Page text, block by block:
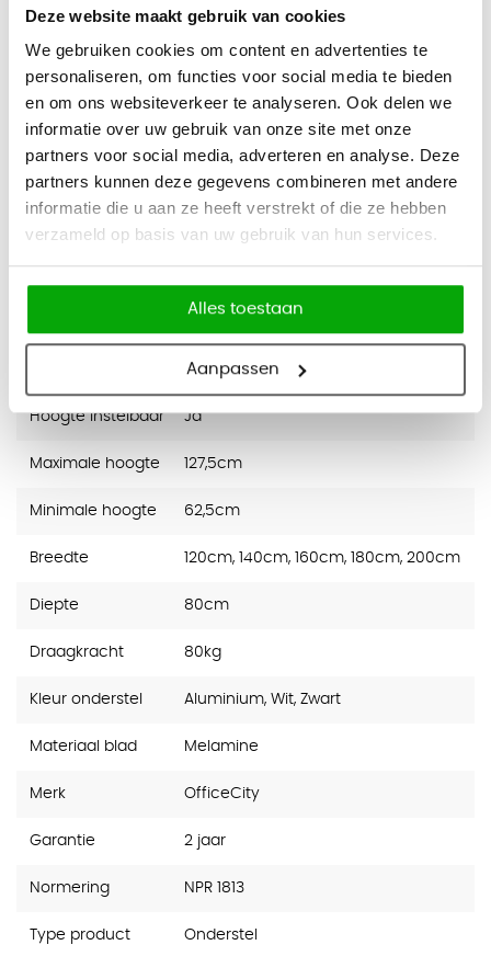
Deze website maakt gebruik van cookies
We gebruiken cookies om content en advertenties te
personaliseren, om functies voor social media te bieden
en om ons websiteverkeer te analyseren. Ook delen we
informatie over uw gebruik van onze site met onze
partners voor social media, adverteren en analyse. Deze
partners kunnen deze gegevens combineren met andere
informatie die u aan ze heeft verstrekt of die ze hebben
verzameld op basis van uw gebruik van hun services.
Alles toestaan
Aanpassen
Anti collission functie, frame stopt automatisch indien
Certificering
ARBO-goedgekeurd
Volledig TUV gecertificeerd (veiligheid en kwaliteit)
Garantie
Specifications
Hoogte instelbaar Ja
Maximale hoogte 127,5cm
Minimale hoogte 62,5cm
Breedte 120cm, 140cm, 160cm, 180cm, 200cm
Diepte 80cm
Draagkracht 80kg
Kleur onderstel Aluminium, Wit, Zwart
Materiaal blad Melamine
Merk OfficeCity
Garantie 2 jaar
Normering NPR 1813
Type product Onderstel